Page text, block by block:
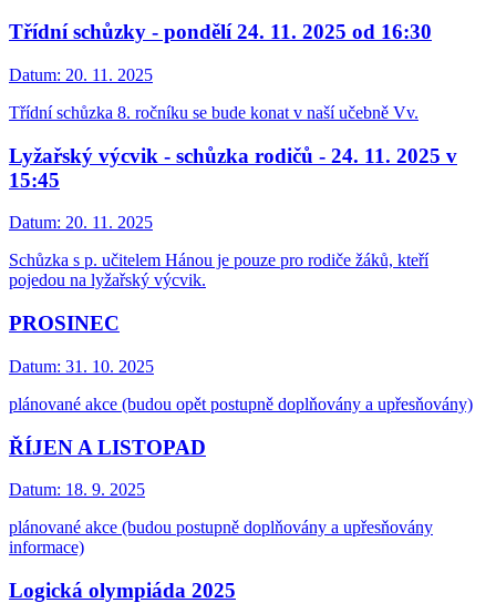
Třídní schůzky - pondělí 24. 11. 2025 od 16:30
Datum: 20. 11. 2025
Třídní schůzka 8. ročníku se bude konat v naší učebně Vv.
Lyžařský výcvik - schůzka rodičů - 24. 11. 2025 v
15:45
Datum: 20. 11. 2025
Schůzka s p. učitelem Hánou je pouze pro rodiče žáků, kteří
pojedou na lyžařský výcvik.
PROSINEC
Datum: 31. 10. 2025
plánované akce (budou opět postupně doplňovány a upřesňovány)
ŘÍJEN A LISTOPAD
Datum: 18. 9. 2025
plánované akce (budou postupně doplňovány a upřesňovány
informace)
Logická olympiáda 2025